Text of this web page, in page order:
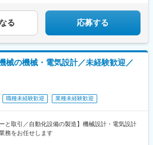
る 応募する
械の機械・電気設計／未経験歓迎／
職種未経験歓迎 業種未経験歓迎
と取引／自動化設備の製造】機械設計・電気設計
務をお任せします